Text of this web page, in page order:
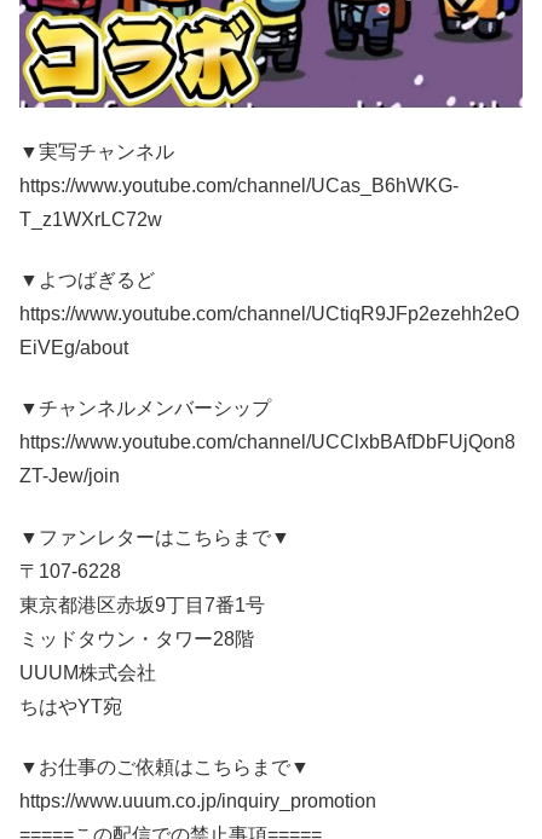
▼実写チャンネル
https://www.youtube.com/channel/UCas_B6hWKG-
T_z1WXrLC72w
▼よつばぎるど
https://www.youtube.com/channel/UCtiqR9JFp2ezehh2eO
EiVEg/about
▼チャンネルメンバーシップ
https://www.youtube.com/channel/UCClxbBAfDbFUjQon8
ZT-Jew/join
▼ファンレターはこちらまで▼
〒107-6228
東京都港区赤坂9丁目7番1号
ミッドタウン・タワー28階
UUUM株式会社
ちはやYT宛
▼お仕事のご依頼はこちらまで▼
https://www.uuum.co.jp/inquiry_promotion